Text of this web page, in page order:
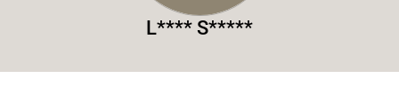
L**** S*****